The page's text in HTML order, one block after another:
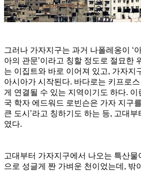
그러나 가자지구는 과거 나폴레옹이 ‘
아의 관문’이라고 칭할 정도로 절묘한
는 이집트와 바로 이어져 있고, 가자지
아시아가 시작된다. 바다로는 키프로
게 연결될 수 있는 지역이기도 하다. 이
국 학자 에드워드 로빈슨은 가자 지구
큰 도시’라고 칭하기도 하는 등, 고대
였다.
고대부터 가자지구에서 나오는 특산물
으로 성글게 짠 가벼운 천이었는데, 밖